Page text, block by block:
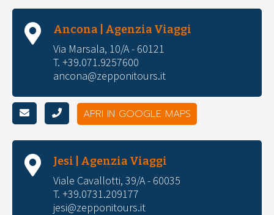
Ancona | Agenzia Viaggi
Via Marsala, 10/A - 60121
T. +39.071.9257600
ancona@zepponitours.it
APRI IN GOOGLE MAPS
Jesi | Agenzia Viaggi
Viale Cavallotti, 39/A - 60035
T. +39.0731.209177
jesi@zepponitours.it